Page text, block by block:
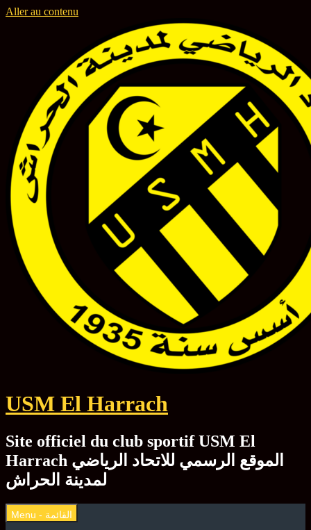
Aller au contenu
USM El Harrach
Site officiel du club sportif USM El
Harrach الموقع الرسمي للاتحاد الرياضي
لمدينة الحراش